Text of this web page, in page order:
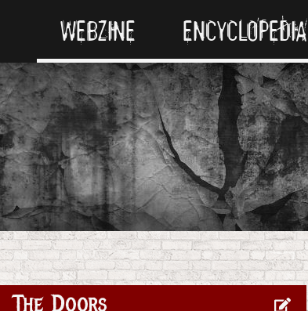
WEBZINE ENCYCLOPEDIA
The Doors